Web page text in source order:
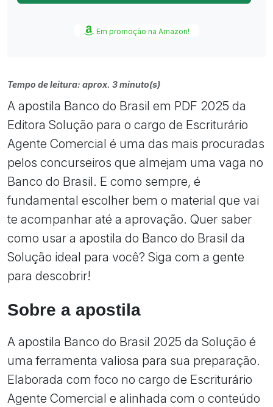
Em promoção na Amazon!
Tempo de leitura: aprox. 3 minuto(s)
A apostila Banco do Brasil em PDF 2025 da
Editora Solução para o cargo de Escriturário
Agente Comercial é uma das mais procuradas
pelos concurseiros que almejam uma vaga no
Banco do Brasil. E como sempre, é
fundamental escolher bem o material que vai
te acompanhar até a aprovação. Quer saber
como usar a apostila do Banco do Brasil da
Solução ideal para você? Siga com a gente
para descobrir!
Sobre a apostila
A apostila Banco do Brasil 2025 da Solução é
uma ferramenta valiosa para sua preparação.
Elaborada com foco no cargo de Escriturário
Agente Comercial e alinhada com o conteúdo